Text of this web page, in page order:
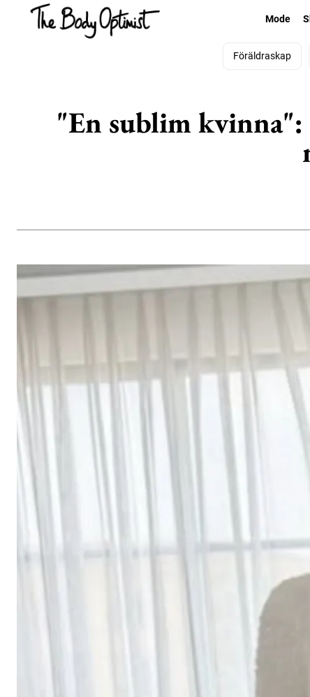
Mode
Föräldraskap
"En sublim kvinna":